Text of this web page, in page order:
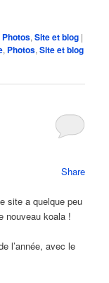
Photos,Site et blog |
, Photos,Site et blog
Share
site a quelque peu
nouveau koala !
l’année, avec le